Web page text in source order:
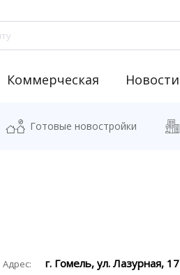
Коммерческая Новости
Готовые новостройки
Адрес: г. Гомель, ул. Лазурная, 17